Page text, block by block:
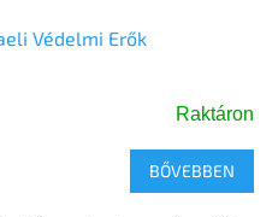
Védelmi Erők
Raktáron
BŐVEBBEN